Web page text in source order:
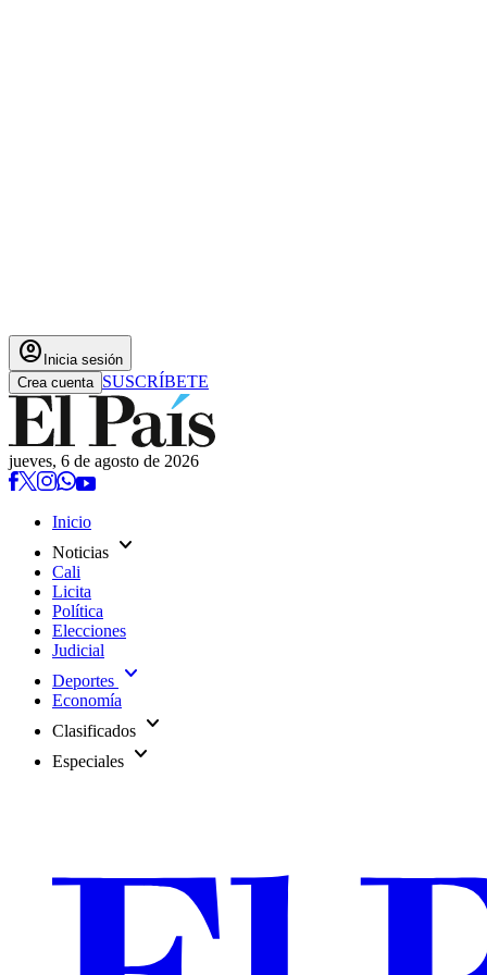
account_circle Inicia sesión
Crea cuenta SUSCRÍBETE
jueves, 6 de agosto de 2026
Inicio
Noticias expand_more
Cali
Licita
Política
Elecciones
Judicial
Deportes expand_more
Economía
Clasificados expand_more
Especiales expand_more